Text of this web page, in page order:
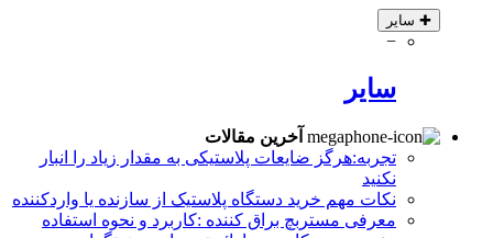
✚ سایر
−
سایر
آخرین مقالات
تجربه:هرگز ضایعات پلاستیکی به مقدار زیاد را انبار
نکنید
نکات مهم خرید دستگاه پلاستیک از سازنده یا واردکننده
معرفی مستربچ براق کننده :کاربرد و نحوه استفاده